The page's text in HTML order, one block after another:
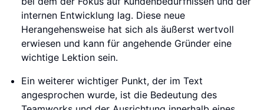
internen Entwicklung lag. Diese neue
Herangehensweise hat sich als äußerst wertvoll
erwiesen und kann für angehende Gründer eine
wichtige Lektion sein.
Ein weiterer wichtiger Punkt, der im Text
angesprochen wurde, ist die Bedeutung des